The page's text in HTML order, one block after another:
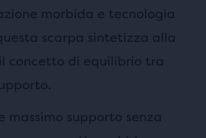
morbida e tecnologia
scarpa sintetizza alla
concetto di equilibrio tra
massimo supporto senza